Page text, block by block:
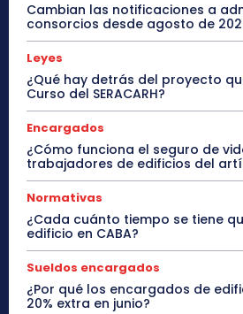
Cambian las notificaciones a
consorcios desde agosto de
Leyes
¿Qué hay detrás del proyecto
Curso del SERACARH?
Encargados
¿Cómo funciona el seguro de
trabajadores de edificios del
Normativas
¿Cada cuánto tiempo se tiene
edificio en CABA?
Sueldos encargados
¿Por qué los encargados de
20% extra en junio?